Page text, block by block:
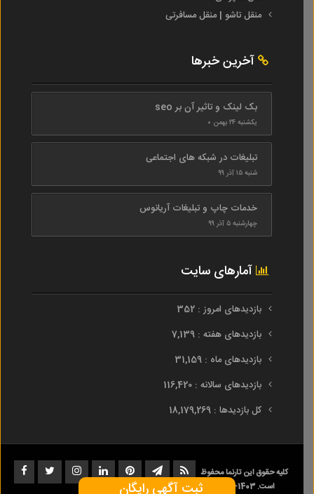
منقل تاشو | منقل مسافرتی
آخرین خبرها
بک لینک و تاثیر آن بر seo
یکشنبه ۲۴ بهمن ۰
تبلیغات در شبکه های اجتماعی
شنبه ۱۵ آذر ۹۹
خدمات چاپ و تبلیغات آریانوس
چهارشنبه ۵ آذر ۹۹
آمارهای سایت
بازدیدهای امروز : 352
بازدیدهای هفته : 7,139
بازدیدهای ماه : 31,159
بازدیدهای سالانه : 116,420
کل بازدیدها : 18,179,269
کلیه حقوق این تارنما محفوظ
است. 1403-1393
ثبت آگهی رایگان